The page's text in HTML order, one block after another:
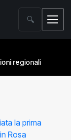
🔍
regionali
la prima
Rosa